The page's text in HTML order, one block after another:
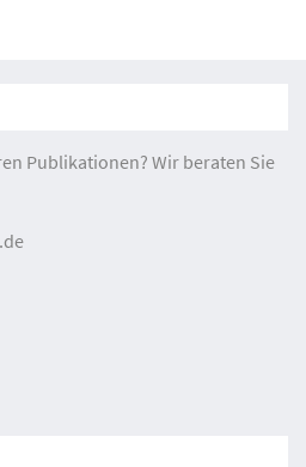
Publikationen? Wir beraten Sie